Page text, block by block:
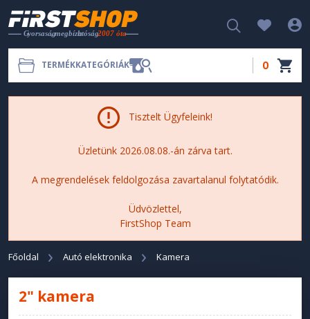
TERMÉKKATEGÓRIÁK 0
Tisztelt Ügyfeleink!
Üzletünk 2026.08.08.-án zárva tart.
A megrendelések feldolgozása zavartalanul folytatódik.
Üdvözlettel,
FirstShop Team
Főoldal Autó elektronika Kamera
2" kamera